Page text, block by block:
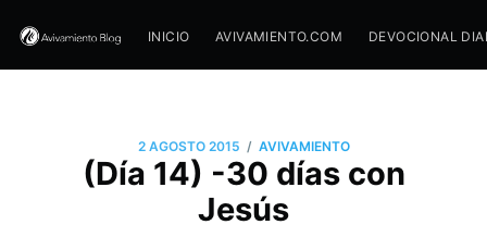
INICIO AVIVAMIENTO.COM DEVOCIONAL
2 AGOSTO 2015 / AVIVAMIENTO
(Día 14) -30 días con
Jesús